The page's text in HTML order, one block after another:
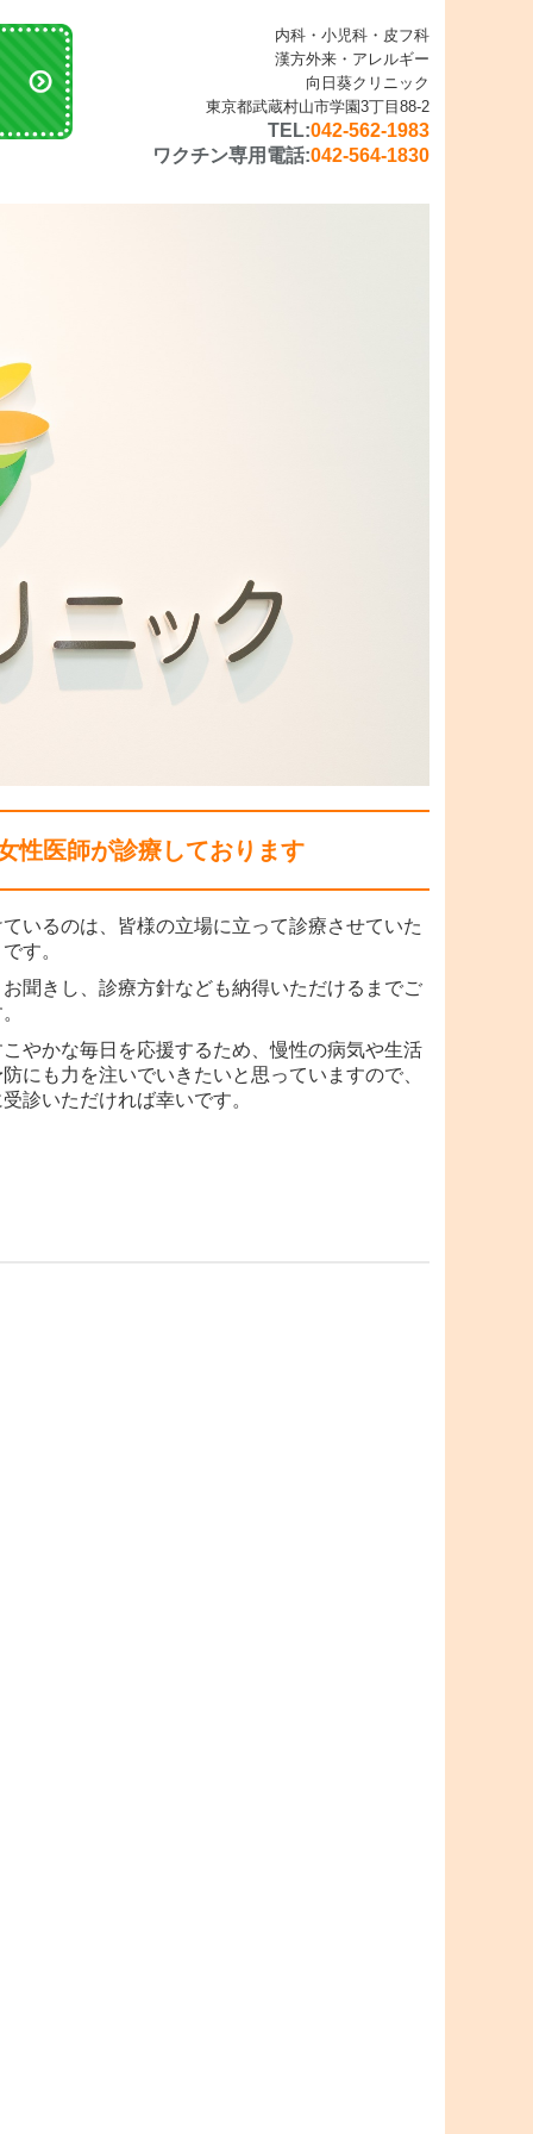
内科・小児科・皮フ科
漢方外来・アレルギー
向日葵クリニック
東京都武蔵村山市学園3丁目88-2
TEL:042-562-1983
ワクチン専用電話:042-564-1830
性医師が診療しております
いるのは、皆様の立場に立って診療させていた
す。
聞きし、診療方針なども納得いただけるまでご
やかな毎日を応援するため、慢性の病気や生活
にも力を注いでいきたいと思っていますので、
診いただければ幸いです。